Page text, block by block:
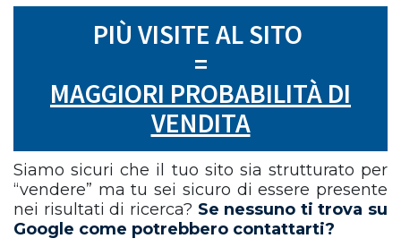
PIÙ VISITE AL SITO
=
MAGGIORI PROBABILITÀ DI
VENDITA
Siamo sicuri che il tuo sito sia strutturato per
“vendere” ma tu sei sicuro di essere presente
nei risultati di ricerca? Se nessuno ti trova su
Google come potrebbero contattarti?